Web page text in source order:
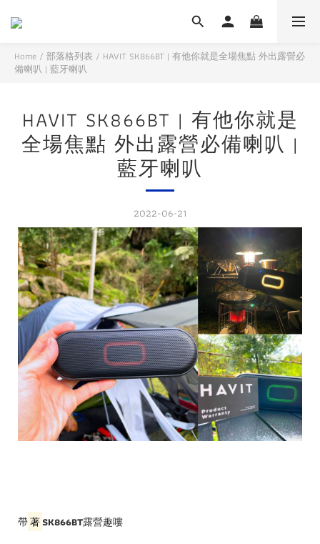
Home / 部落格列表 / HAVIT SK866BT | 有他你就是全場焦點 外出露營必
備喇叭 | 藍牙喇叭
HAVIT SK866BT | 有他你就是
全場焦點 外出露營必備喇叭 |
藍牙喇叭
2022-06-21
帶著SK866BT露營趣嘍